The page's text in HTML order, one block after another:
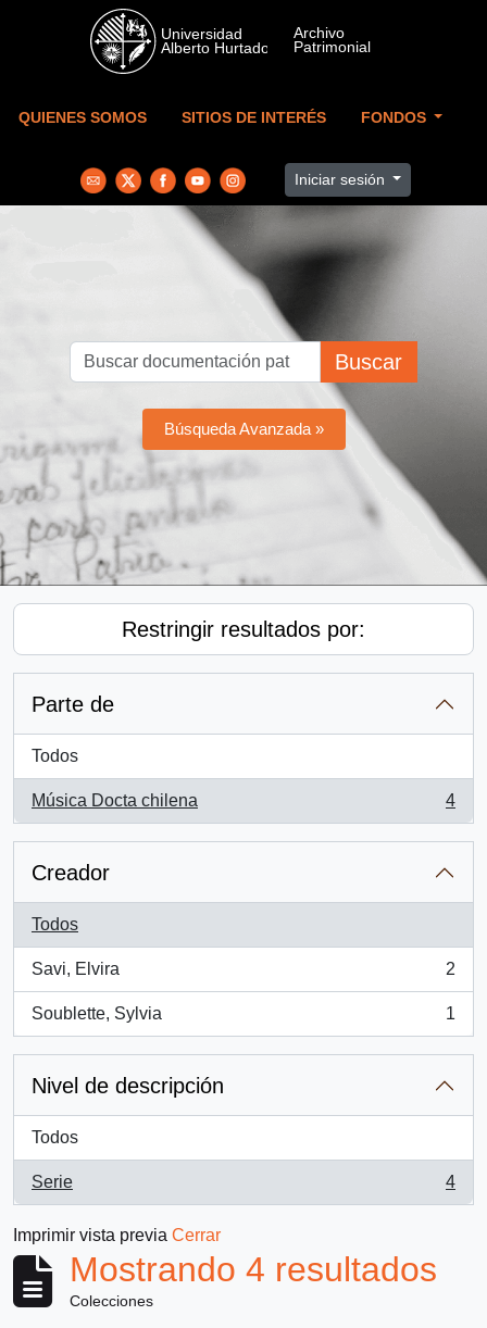
Skip to main content
QUIENES SOMOS SITIOS DE INTERÉS FONDOS
Iniciar sesión
Buscar
Búsqueda Avanzada »
Restringir resultados por:
Parte de
Todos
Música Docta chilena
, 4 resultados
4
Creador
Todos
Savi, Elvira
, 2 resultados
2
Soublette, Sylvia
, 1 resultados
1
Nivel de descripción
Todos
Serie
, 4 resultados
4
Imprimir vista previa Cerrar
Mostrando 4 resultados
Colecciones